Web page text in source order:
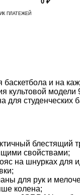
ПЛАТЕЖЕЙ
и на
культовой модели
для студенческих
блестящий
свойствами;
на шнурках для
для рук и
колена;